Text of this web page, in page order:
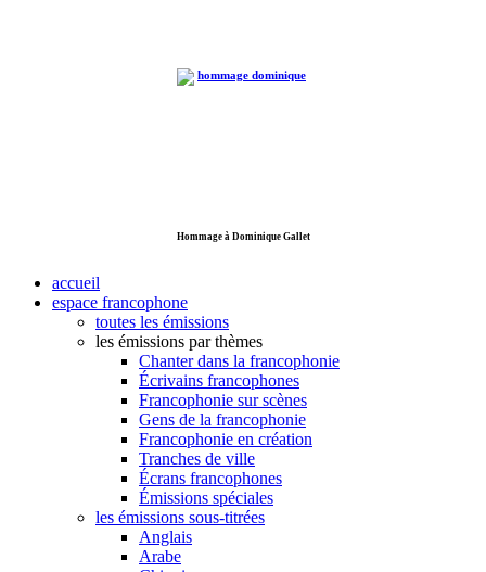
Hommage à Dominique Gallet
accueil
espace francophone
toutes les émissions
les émissions par thèmes
Chanter dans la francophonie
Écrivains francophones
Francophonie sur scènes
Gens de la francophonie
Francophonie en création
Tranches de ville
Écrans francophones
Émissions spéciales
les émissions sous-titrées
Anglais
Arabe